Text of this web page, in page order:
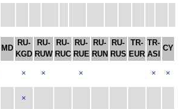
MD
RU-
KGD
RU-
RUW
RU-
RUC
RU-
RUE
RU-
RUN
RU-
RUS
TR-
EUR
TR-
ASI
CY
× × × × ×
×